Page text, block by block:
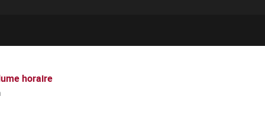
horaire